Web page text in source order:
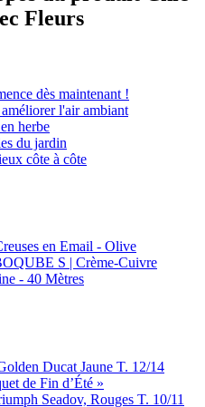
Fleurs
dès maintenant !
l'air ambiant
herbe
du jardin
côte à côte
en Email - Olive
S | Crème-Cuivre
- 40 Mètres
Ducat Jaune T. 12/14
de Fin d’Été »
Seadov, Rouges T. 10/11